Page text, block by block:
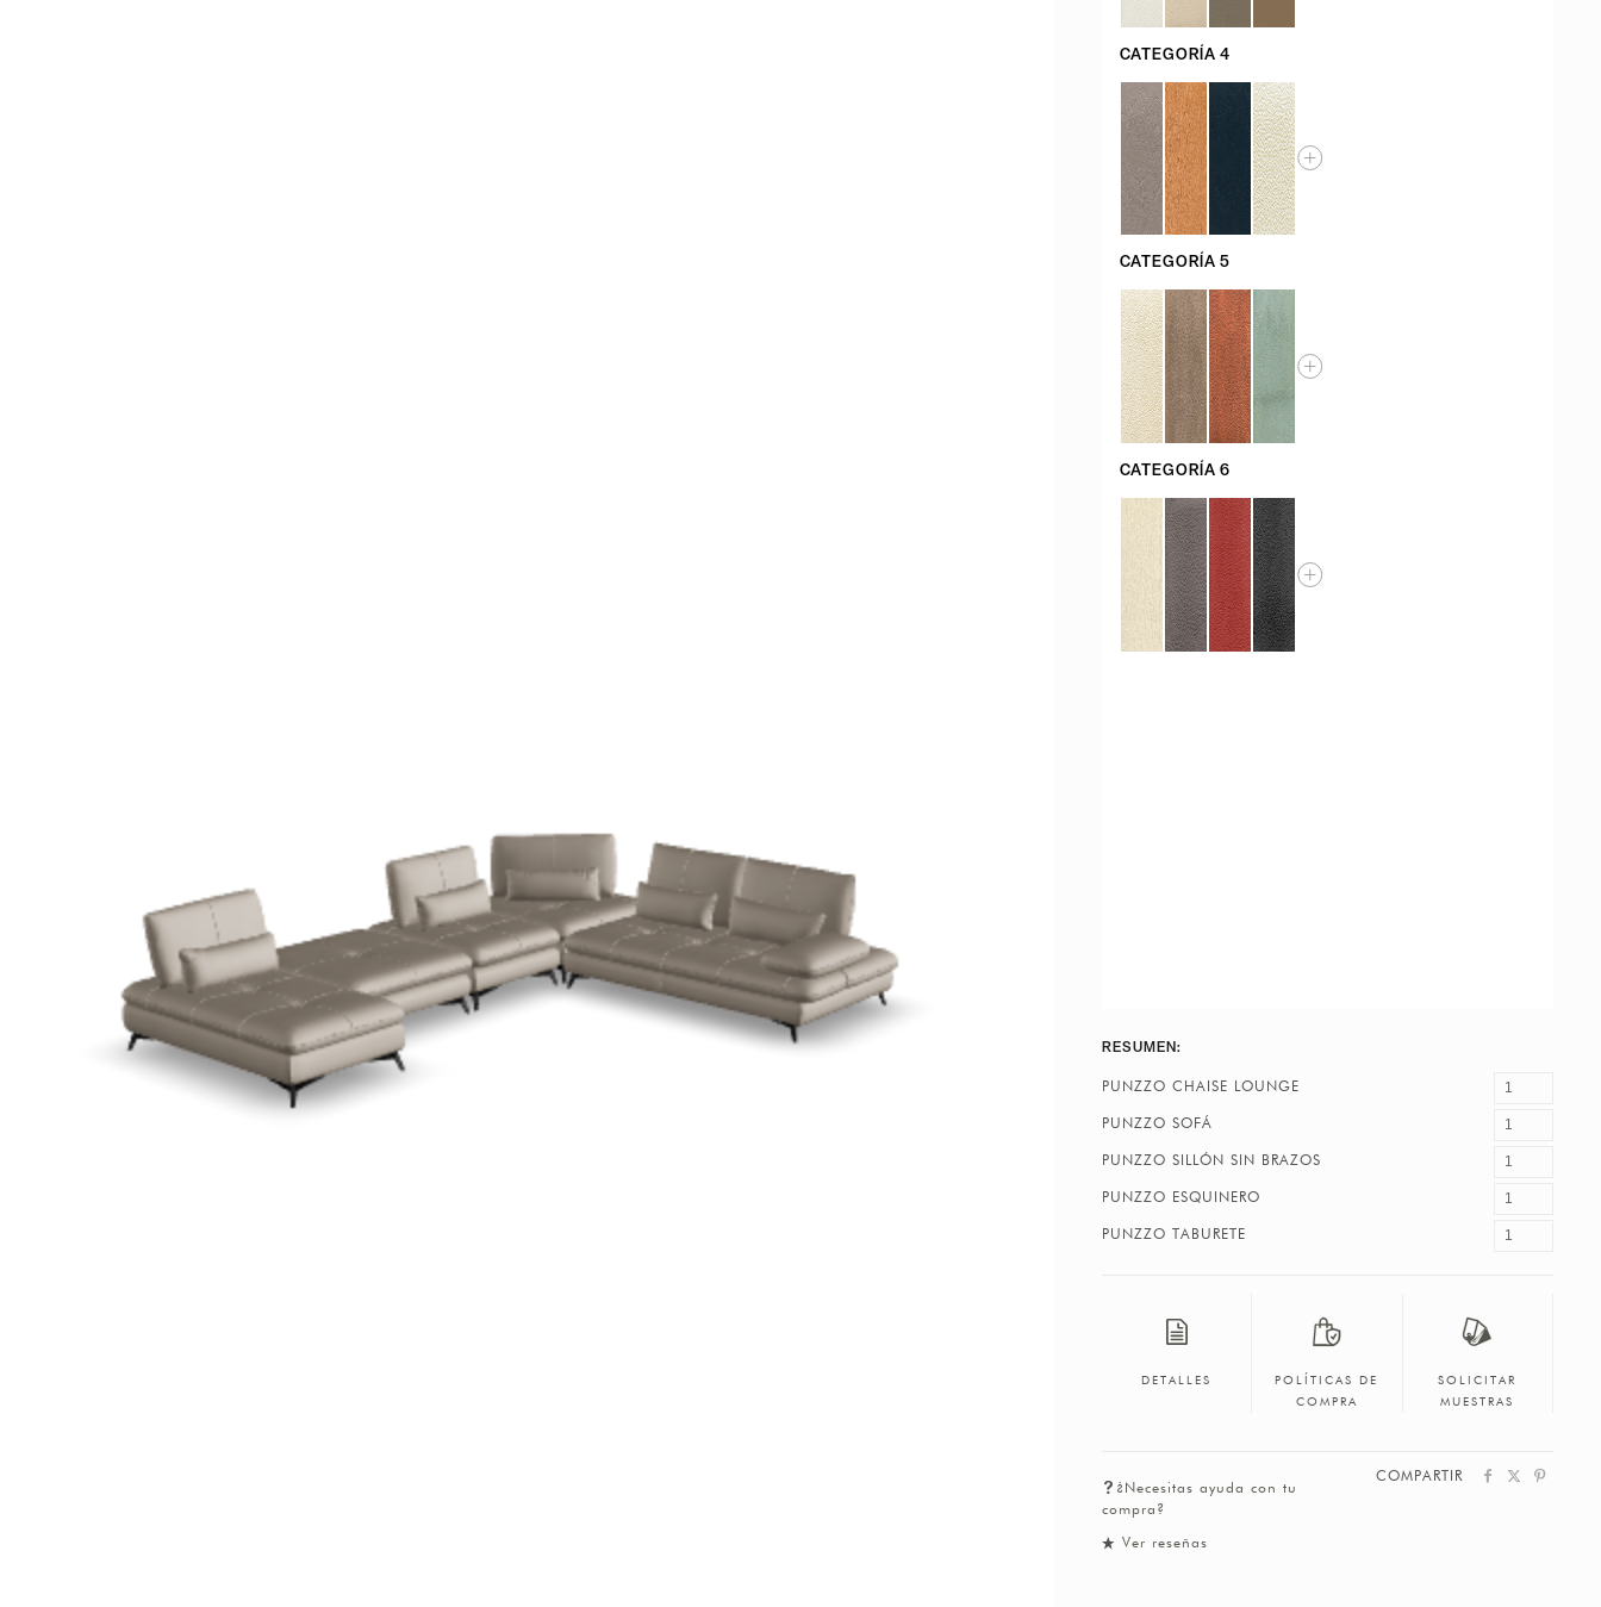
CATEGORÍA 4
CATEGORÍA 5
CATEGORÍA 6
RESUMEN:
PUNZZO CHAISE LOUNGE
PUNZZO SOFÁ
PUNZZO SILLÓN SIN BRAZOS
PUNZZO ESQUINERO
PUNZZO TABURETE
DETALLES
POLÍTICAS DE
COMPRA
SOLICITAR
MUESTRAS
¿Necesitas ayuda con tu
compra?
Ver reseñas
COMPARTIR